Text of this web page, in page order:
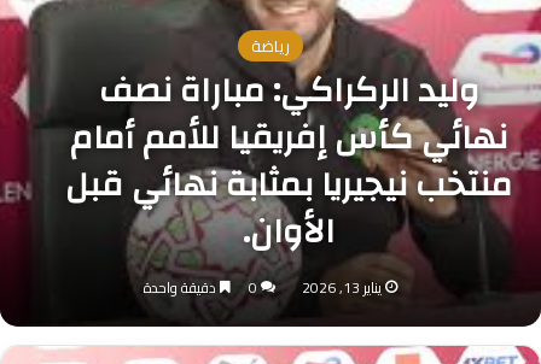
رياضة
وليد الركراكي: مباراة نصف
نهائي كأس إفريقيا للأمم أمام
منتخب نيجيريا بمثابة نهائي قبل
الأوان.
يناير 13, 2026 0 دقيقة واحدة